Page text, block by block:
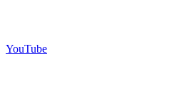
YouTube